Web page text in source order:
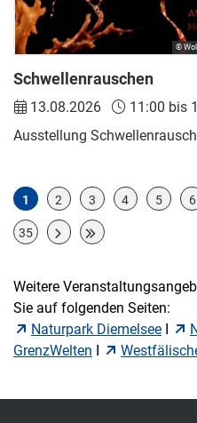
Schwellenrauschen
13.08.2026
11:00 bis
Ausstellung
©
1 2 3 4 5 6
35
Weitere
Sie auf folgenden Seiten:
Naturpark Diemelsee I
GrenzWelten I